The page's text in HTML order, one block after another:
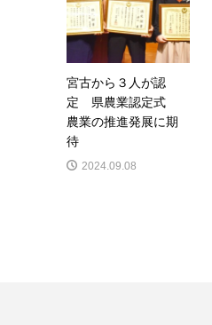
宮古から３人が認
定 県農業認定式
農業の推進発展に期
待
2024.09.08